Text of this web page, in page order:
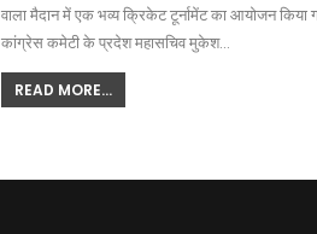
वाला मैदान में एक भव्य क्रिकेट टूर्नामेंट का आयोजन
कांग्रेस कमेटी के प्रदेश महासचिव मुकेश…
READ MORE...